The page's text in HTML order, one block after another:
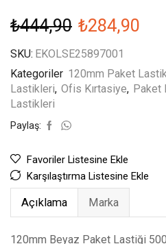
₺444,90 ₺284,90
SKU: EKOLSE25897001
Kategoriler 120mm Paket
Lastikleri, Ofis Kırtasiye, Paket
Lastikleri
Paylaş:
Favoriler Listesine Ekle
Karşılaştırma Listesine Ekle
Açıklama Marka
120mm Beyaz Paket Lastiği